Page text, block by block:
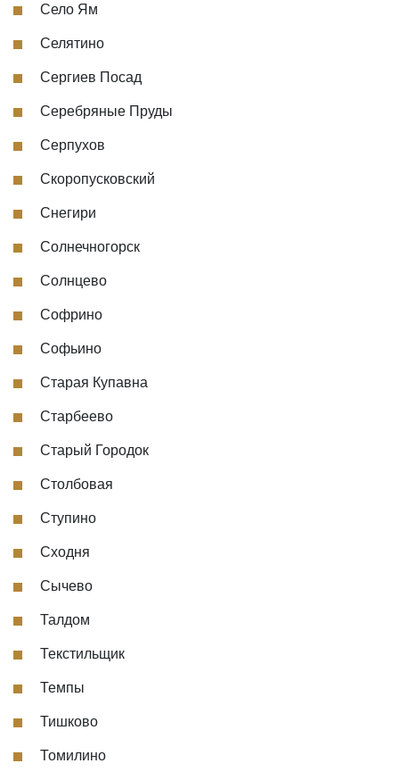
Село Ям
Селятино
Сергиев Посад
Серебряные Пруды
Серпухов
Скоропусковский
Снегири
Солнечногорск
Солнцево
Софрино
Софьино
Старая Купавна
Старбеево
Старый Городок
Столбовая
Ступино
Сходня
Сычево
Талдом
Текстильщик
Темпы
Тишково
Томилино